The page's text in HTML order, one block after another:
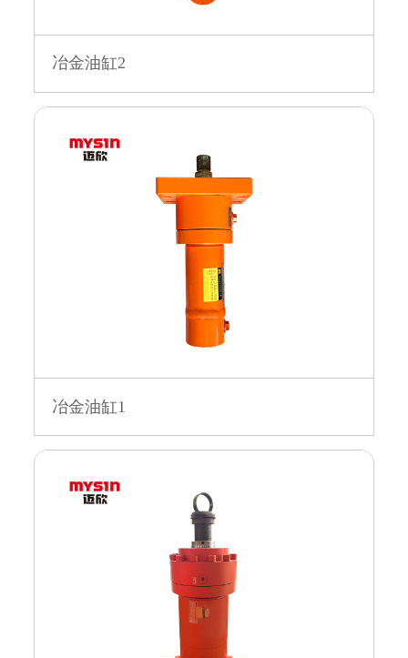
冶金油缸2
冶金油缸1